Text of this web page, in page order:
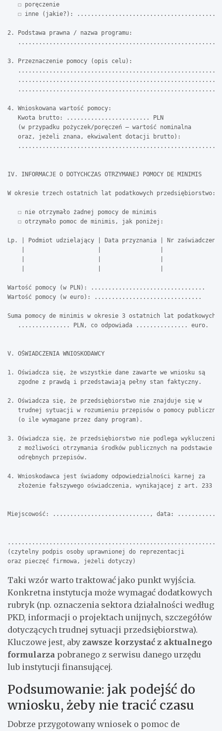
   ☐ poręczenie
☐ inne (jakie?):
2. Podstawa prawna / nazwa programu:
3. Przeznaczenie pomocy (opis celu):
4. Wnioskowana wartość pomocy:
   Kwota brutto: ........................ PLN
   (w przypadku pożyczek/poręczeń – wartość nominalna
   oraz, jeżeli znana, ekwiwalent dotacji brutto):
IV. INFORMACJE O DOTYCHCZAS OTRZYMANEJ POMOCY DE MINIMIS
W okresie trzech ostatnich lat podatkowych przedsiębiorstwo:
   ☐ nie otrzymało żadnej pomocy de minimis
   ☐ otrzymało pomoc de minimis, jak poniżej:
Lp. | Podmiot udzielający | Data przyznania | Nr
Wartość pomocy (w PLN): .................................
Wartość pomocy (w euro): ...............................
Suma pomocy de minimis w okresie 3 ostatnich lat podatkowych:
   ............... PLN, co odpowiada ............... euro.
V. OŚWIADCZENIA WNIOSKODAWCY
1. Oświadcza się, że wszystkie dane zawarte we wniosku są
   zgodne z prawdą i przedstawiają pełny stan faktyczny.
2. Oświadcza się, że przedsiębiorstwo nie znajduje się w
   trudnej sytuacji w rozumieniu przepisów o pomocy publicznej
   (o ile wymagane przez dany program).
3. Oświadcza się, że przedsiębiorstwo nie podlega wykluczeniu
   z możliwości otrzymania środków publicznych na podstawie
   odrębnych przepisów.
4. Wnioskodawca jest świadomy odpowiedzialności karnej za
złożenie fałszywego oświadczenia, wynikającej z art. 233
Miejscowość: ............................, data:
(czytelny podpis osoby uprawnionej do reprezentacji
Taki wzór warto traktować jako punkt wyjścia.
Konkretna instytucja może wymagać dodatkowych
rubryk (np. oznaczenia sektora działalności według
PKD, informacji o projektach unijnych, szczegółów
dotyczących trudnej sytuacji przedsiębiorstwa).
Kluczowe jest, aby zawsze korzystać z aktualnego
formularza pobranego z serwisu danego urzędu
lub instytucji finansującej.
Podsumowanie: jak podejść do
wniosku, żeby nie tracić czasu
Dobrze przygotowany wniosek o pomoc de